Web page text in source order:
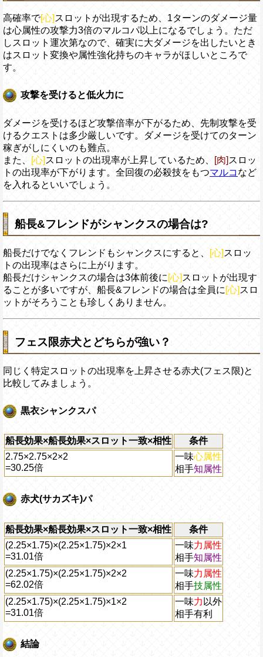
高確率で[心] スロットが出現するため、1ターンのダメージ量
は心属性の攻撃力3倍のマルコパ以上になるでしょう。ただ
しスロット運次第なので、確実に大ダメージを出したいとき
はスロット変換や属性強化持ちのキャラがほしいところで
す。
攻撃を受けると低火力に
ダメージを受けるほど攻撃倍率が下がるため、先制攻撃を受
けるクエストは多少厳しいです。ダメージを受けてのターン
稼ぎがしにくいのも難点。
また、
[心] スロットの出現率が上昇しているため、 [肉] スロッ
トの出現率が下がります。全回復の必殺技をもつマルコ など
を入れるといいでしょう。
船長&フレンドがシャンクスの場合は?
船長だけでなくフレンドもシャンクスにすると、 [心] スロッ
トの出現率はさらに上がります。
船長だけシャンクスの場合は3体前後に [心] スロットが出現す
ることが多いですが、船長&フレンドの場合は全員に [心] スロ
ットがそろうことも珍しくありません。
フェス限赤犬とどちらが強い？
同じく特定スロットの出現率を上昇させる赤犬(フェス限)と
比較してみましょう。
黒衣シャンクスパ
船長効果×船長効果×スロット一致×相性
条件
2.75×2.75×2×2
=30.25倍
一味心属性
相手知属性
赤犬(サカズキ)パ
船長効果×船長効果×スロット一致×相性
条件
(2.25×1.75)×(2.25×1.75)×2×1
=31.01倍
一味力属性
相手知属性
(2.25×1.75)×(2.25×1.75)×2×2
=62.02倍
一味力属性
相手技属性
(2.25×1.75)×(2.25×1.75)×1×2
=31.01倍
一味力 以外
相手有利
結論